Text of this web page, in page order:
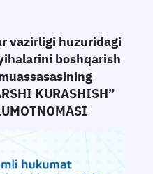
vazirligi huzuridagi
boshqarish
KURASHISH”